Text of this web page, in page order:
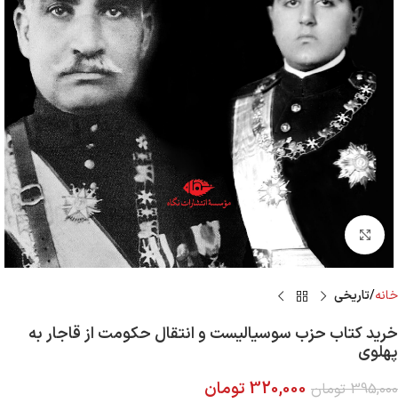
Click to enlarge
خانه تاریخی
خرید کتاب حزب سوسیالیست و انتقال حکومت از قاجار به
پهلوی
395,000 تومان 320,000 تومان